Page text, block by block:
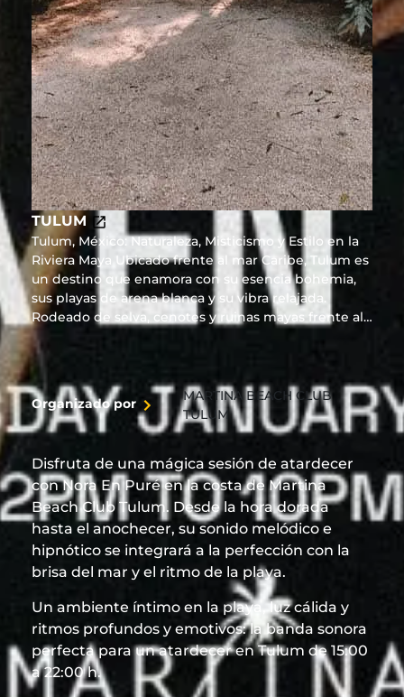
TULUM
Tulum, México: Naturaleza, Misticismo y Estilo en la
Riviera Maya Ubicado frente al mar Caribe, Tulum es
un destino que enamora con su esencia bohemia,
sus playas de arena blanca y su vibra relajada.
Rodeado de selva, cenotes y ruinas mayas frente al
mar, ofrece una conexión única entre naturaleza,
cultura y bienestar. Desde sus exclusivos beach
clubs y hoteles boutique hasta experiencias como
yoga al amanecer o cenas bajo las estrellas, Tulum
es sinónimo de estilo consciente y lujo descalzo.
Ideal para escapadas románticas, viajes de bienestar
Tulum es el rincón más inspirador de la Riviera
Maya. ¡Vívelo a tu manera!
Organizado por
MARTINA BEACH CLUB
TULUM
Disfruta de una mágica sesión de atardecer
con Nora En Puré en la costa de Martina
Beach Club Tulum. Desde la hora dorada
hasta el anochecer, su sonido melódico e
hipnótico se integrará a la perfección con la
brisa del mar y el ritmo de la playa.
Un ambiente íntimo en la playa, luz cálida y
ritmos profundos y emotivos: la banda sonora
perfecta para un atardecer en Tulum de 15:00
a 22:00 h.